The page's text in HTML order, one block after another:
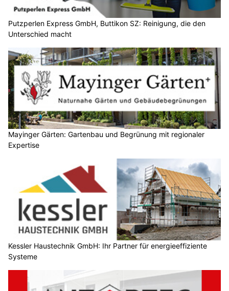
Putzperlen Express GmbH, Buttikon SZ: Reinigung, die den
Unterschied macht
Mayinger Gärten: Gartenbau und Begrünung mit regionaler
Expertise
Kessler Haustechnik GmbH: Ihr Partner für energieeffiziente
Systeme